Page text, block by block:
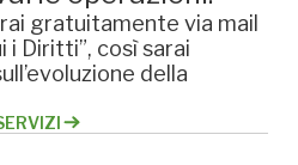
gratuitamente via mail
i Diritti”, così sarai
della